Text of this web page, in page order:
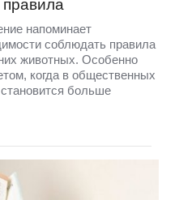
напоминает
соблюдать правила
животных. Особенно
когда в общественных
больше